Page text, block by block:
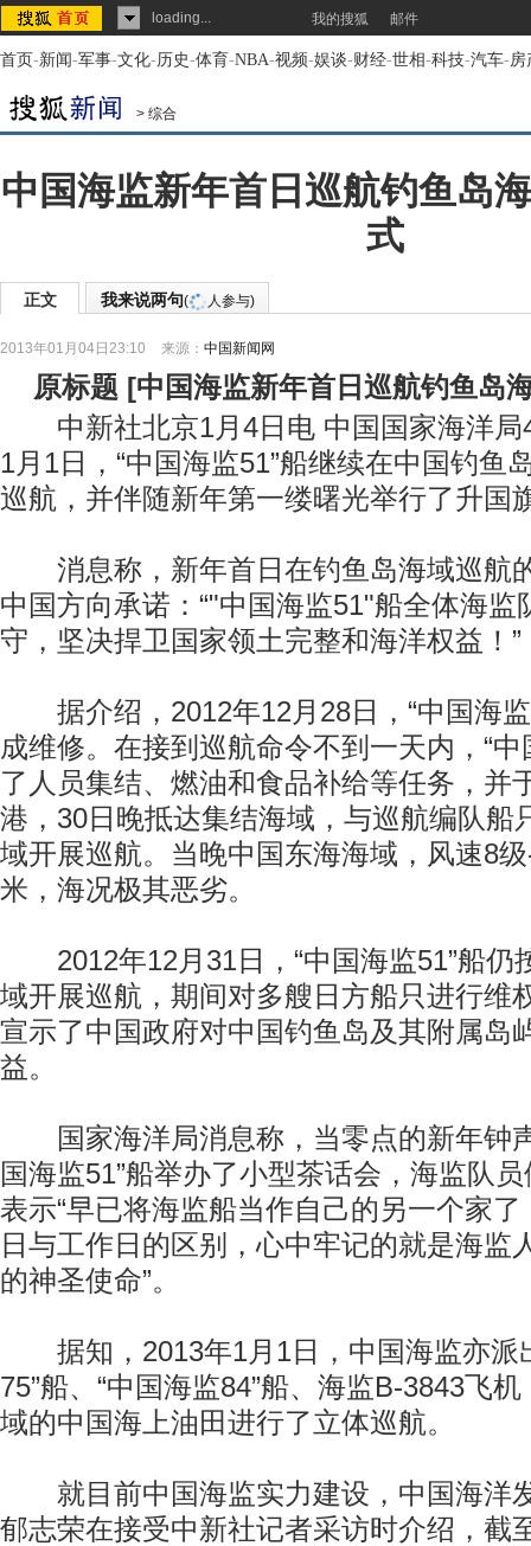
loading... 我的搜狐 邮件
首页-新闻-军事-文化-历史-体育-NBA-视频-娱谈-财经-世相-科技-汽车-房
> 综合
中国海监新年首日巡航钓鱼岛
式
正文 我来说两句( 人参与)
2013年01月04日23:10 来源： 中国新闻网
原标题 [中国海监新年首日巡航钓鱼岛
中新社北京1月4日电 中国国家海洋局
1月1日，“中国海监51”船继续在中国钓鱼
巡航，并伴随新年第一缕曙光举行了升国
消息称，新年首日在钓鱼岛海域巡航
中国方向承诺：“"中国海监51"船全体海监
守，坚决捍卫国家领土完整和海洋权益！”
据介绍，2012年12月28日，“中国海监
成维修。在接到巡航命令不到一天内，“中
了人员集结、燃油和食品补给等任务，并
港，30日晚抵达集结海域，与巡航编队船
域开展巡航。当晚中国东海海域，风速8
米，海况极其恶劣。
2012年12月31日，“中国海监51”船仍
域开展巡航，期间对多艘日方船只进行维
宣示了中国政府对中国钓鱼岛及其附属岛
益。
国家海洋局消息称，当零点的新年钟
国海监51”船举办了小型茶话会，海监队
表示“早已将海监船当作自己的另一个家
日与工作日的区别，心中牢记的就是海监
的神圣使命”。
据知，2013年1月1日，中国海监亦派
75”船、“中国海监84”船、海监B-3843飞
域的中国海上油田进行了立体巡航。
就目前中国海监实力建设，中国海洋
郁志荣在接受中新社记者采访时介绍，截